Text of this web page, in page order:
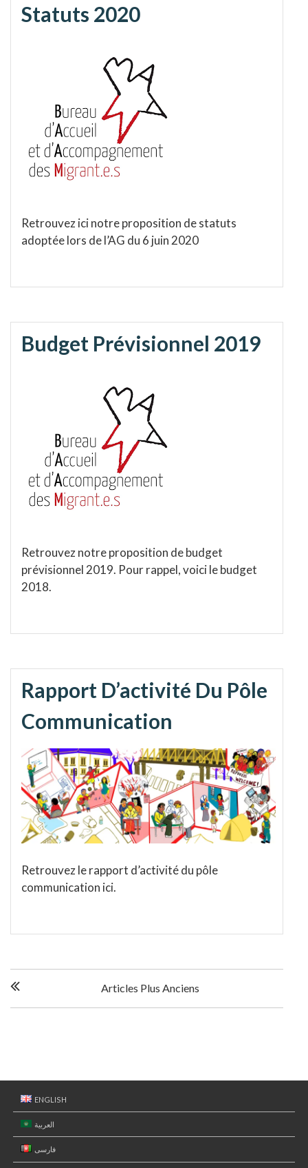
Statuts 2020
Retrouvez ici notre proposition de statuts
adoptée lors de l’AG du 6 juin 2020
Budget Prévisionnel 2019
Retrouvez notre proposition de budget
prévisionnel 2019. Pour rappel, voici le budget
2018.
Rapport D’activité Du Pôle
Communication
Retrouvez le rapport d’activité du pôle
communication ici.
N
a
i
g
a
Articles Plus Anciens
ENGLISH
العربية
فارسی